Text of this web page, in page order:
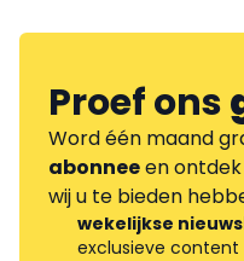
Proef ons
Word één maand
abonneeen
wij u te bieden
wekelijkse
exclusieve content